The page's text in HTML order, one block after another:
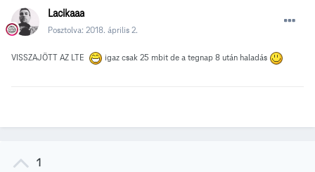
Lacikaaa
Posztolva: 2018. április 2.
VISSZAJÖTT AZ LTE igaz csak 25 mbit de a tegnap 8 után haladás
1